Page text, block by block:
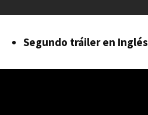
Segundo tráiler en Inglés